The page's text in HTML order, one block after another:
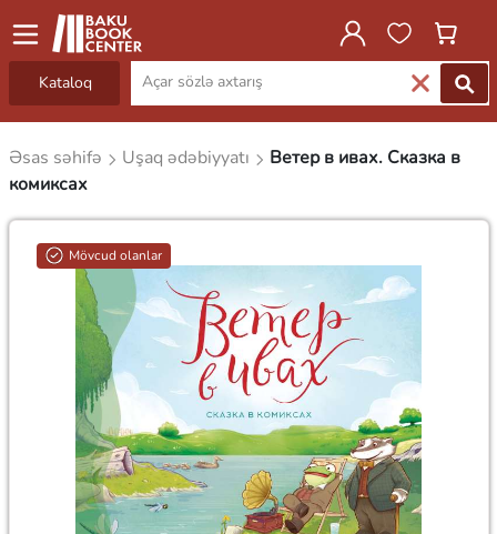
Kataloq
Əsas səhifə Uşaq ədəbiyyatı
Ветер в ивах. Сказка в
комиксах
Mövcud olanlar